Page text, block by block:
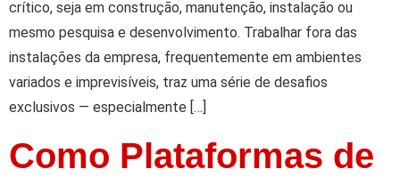
crítico, seja em construção, manutenção, instalação ou
mesmo pesquisa e desenvolvimento. Trabalhar fora das
instalações da empresa, frequentemente em ambientes
variados e imprevisíveis, traz uma série de desafios
exclusivos — especialmente […]
Como Plataformas de